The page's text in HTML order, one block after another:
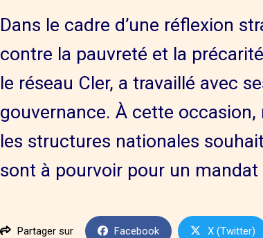
Dans le cadre d’une réflexion
contre la pauvreté et la
le réseau Cler, a travaillé avec
gouvernance. À cette
les structures nationales
sont à pourvoir pour un mandat
Partager sur Facebook X (Twitter)